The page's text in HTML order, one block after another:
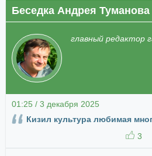
Беседка Андрея Туманова
главный редактор
01:25 / 3 декабря 2025
Кизил культура любимая
3